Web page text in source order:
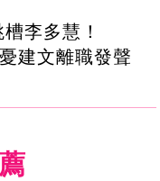
李多慧！
建文離職發聲